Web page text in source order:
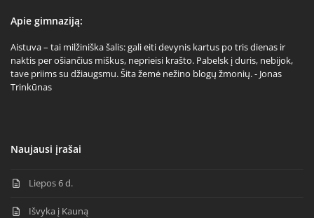
Apie gimnaziją:
Aistuva – tai milžiniška šalis: gali eiti devynis kartus po tris dienas ir
naktis per ošiančius miškus, neprieisi krašto. Pabelsk į duris, nebijok,
tave priims su džiaugsmu. Šita žemė nežino blogų žmonių. - Jonas
Trinkūnas
Naujausi įrašai
Liepos 6 d.
Išvyka į Kauną